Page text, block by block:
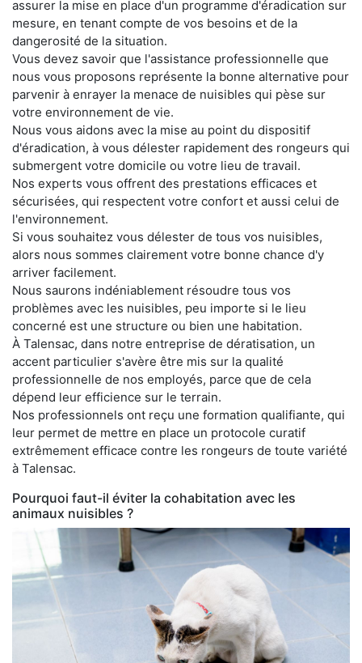
assurer la mise en place d'un programme d'éradication sur
mesure, en tenant compte de vos besoins et de la
dangerosité de la situation.
Vous devez savoir que l'assistance professionnelle que
nous vous proposons représente la bonne alternative pour
parvenir à enrayer la menace de nuisibles qui pèse sur
votre environnement de vie.
Nous vous aidons avec la mise au point du dispositif
d'éradication, à vous délester rapidement des rongeurs qui
submergent votre domicile ou votre lieu de travail.
Nos experts vous offrent des prestations efficaces et
sécurisées, qui respectent votre confort et aussi celui de
l'environnement.
Si vous souhaitez vous délester de tous vos nuisibles,
alors nous sommes clairement votre bonne chance d'y
arriver facilement.
Nous saurons indéniablement résoudre tous vos
problèmes avec les nuisibles, peu importe si le lieu
concerné est une structure ou bien une habitation.
À Talensac, dans notre entreprise de dératisation, un
accent particulier s'avère être mis sur la qualité
professionnelle de nos employés, parce que de cela
dépend leur efficience sur le terrain.
Nos professionnels ont reçu une formation qualifiante, qui
leur permet de mettre en place un protocole curatif
extrêmement efficace contre les rongeurs de toute variété
à Talensac.
Pourquoi faut-il éviter la cohabitation avec les
animaux nuisibles ?